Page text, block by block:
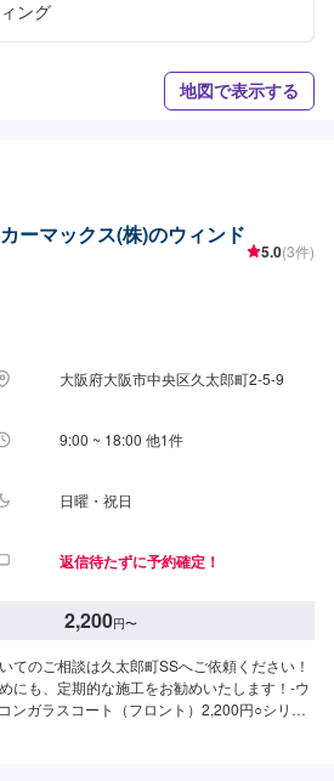
ング
地図で表示する
ーマックス(株)のウィンド
5.0(3件)
大阪府大阪市中央区久太郎町2-5-9
9:00 ~ 18:00 他1件
日曜・祝日
返信待たずに予約確定！
2,200円〜
てのご相談は久太郎町SSへご依頼ください！
にも、定期的な施工をお勧めいたします！-ウ
ンガラスコート（フロント）2,200円○シリコ